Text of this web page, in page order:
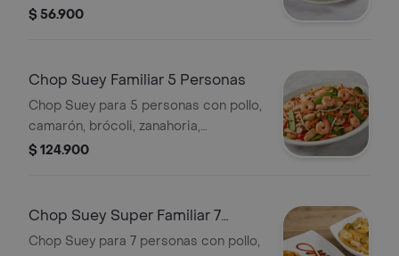
acompañado de arroz.
$ 56.900
Chop Suey Familiar 5 Personas
Chop Suey para 5 personas con pollo,
camarón, brócoli, zanahoria,
champiñones y arvejas.
$ 124.900
Chop Suey Super Familiar 7
Personas
Chop Suey para 7 personas con pollo,